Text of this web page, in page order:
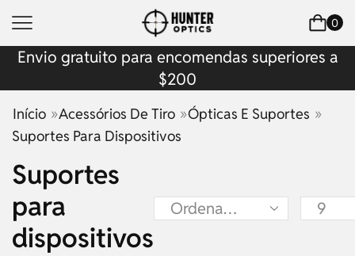
0
Envio gratuito para encomendas superiores a
$200
Início »Acessórios De Tiro »Ópticas E Suportes »
Suportes Para Dispositivos
Suportes
para
dispositivos